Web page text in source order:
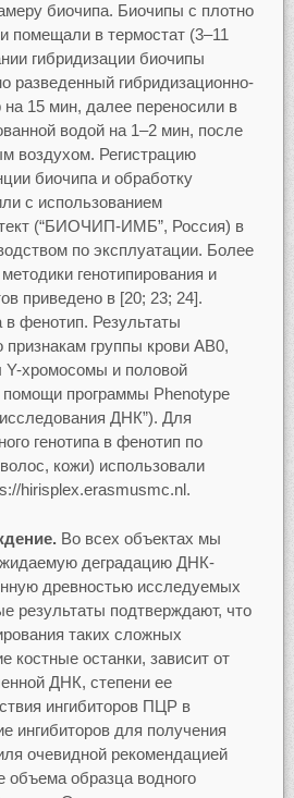
биочипа. Биочипы с плотно
помещали в термостат (3–11
гибридизации биочипы
разведенный гибридизационно-
15 мин, далее переносили в
водой на 1–2 мин, после
воздухом. Регистрацию
биочипа и обработку
с использованием
(“БИОЧИП-ИМБ”, Россия) в
по эксплуатации. Более
генотипирования и
приведено в [20; 23; 24].
в фенотип. Результаты
признакам группы крови AB0,
Y-хромосомы и половой
помощи программы Рhenotype
ДНК”). Для
генотипа в фенотип по
кожи) использовали
hirisplex.erasmusmc.nl.
Во всех объектах мы
деградацию ДНК-
древностью исследуемых
результаты подтверждают, что
таких сложных
костные останки, зависит от
ДНК, степени ее
ингибиторов ПЦР в
ингибиторов для получения
очевидной рекомендацией
объема образца водного